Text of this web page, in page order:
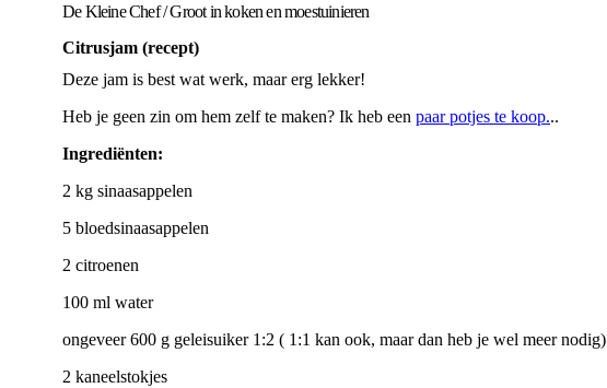
De Kleine Chef/Groot in koken en moestuinieren
Citrusjam (recept)
Deze jam is best wat werk, maar erg lekker!
Heb je geen zin om hem zelf te maken? Ik heb een paar potjes te koop...
Ingrediënten:
2 kg sinaasappelen
5 bloedsinaasappelen
2 citroenen
100 ml water
ongeveer 600 g geleisuiker 1:2 ( 1:1 kan ook, maar dan heb je wel meer nodig)
2 kaneelstokjes